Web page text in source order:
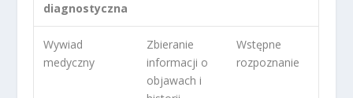
diagnostyczna
Wywiad
medyczny
Zbieranie
informacji o
objawach i
Wstępne
rozpoznanie